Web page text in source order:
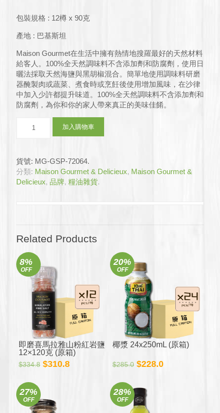
格：
格：
包裝規格 : 12樽 x 90克
產地 : 巴基斯坦
Maison Gourmet在生活中擁有熱情地搜羅最好的天然材料
給客人。100%全天然調味料不含添加劑和防腐劑，使用日
曬法採取天然海鹽與黑胡椒混合。簡單地使用調味料研磨
器醃製肉或蔬菜、煮食時或烹飪後使用增加風味，在沙律
中加入少許都提升味道。100%全天然調味料不含添加劑和
防腐劑，為你和你的家人帶來真正的美味佳餚。
海
鹽
&
克
箱)
數
量
加入購物車
貨號: MG-GSP-72064.
分類: Maison Gourmet & Delicieux, Maison Gourmet &
Delicieux, 品牌, 糧油雜貨.
Related Products
8%
OFF
即磨喜馬拉雅山粉紅岩鹽
12×120克 (原箱)
$334.8 原
$334.8。
$310.8目
20%
OFF
椰漿 24x250mL (原箱)
$285.0 原
格：
$285.0。
$228.0目
27%
OFF
28%
OFF